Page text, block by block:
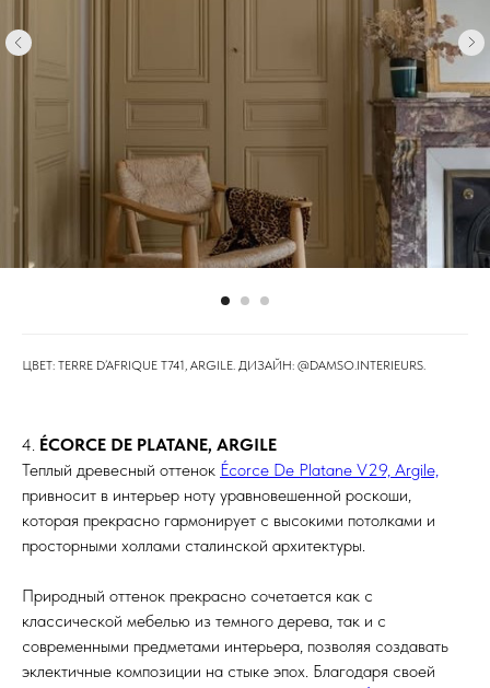
ЦВЕТ: TERRE D’AFRIQUE T741, ARGILE. ДИЗАЙН: @DAMSO.INTERIEURS.
4. ÉCORCE DE PLATANE, ARGILE
Теплый древесный оттенок Écorce De Platane V29, Argile,
привносит в интерьер ноту уравновешенной роскоши,
которая прекрасно гармонирует с высокими потолками и
просторными холлами сталинской архитектуры.
Природный оттенок прекрасно сочетается как с
классической мебелью из темного дерева, так и с
современными предметами интерьера, позволяя создавать
эклектичные композиции на стыке эпох. Благодаря своей